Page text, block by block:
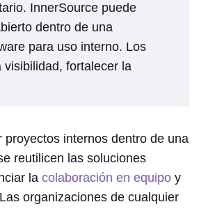
InnerSource puede
dentro de una
para uso interno. Los
fortalecer la
internos dentro de una
reutilicen las soluciones
la colaboración en equipoy
organizaciones de cualquier